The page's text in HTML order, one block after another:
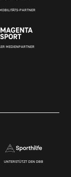
PARTNER
MEDIENPARTNER
UNTERSTÜTZT DEN DBB